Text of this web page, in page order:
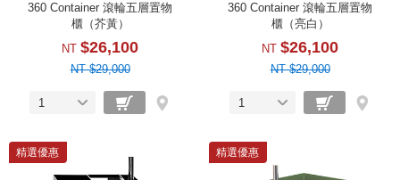
360 Container 滾輪五層置物
櫃（芥黃）
NT $26,100
NT $29,000
1
360 Container 滾輪五層置物
櫃（亮白）
NT $26,100
NT $29,000
1
精選優惠 精選優惠